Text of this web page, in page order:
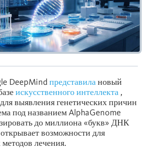
DeepMind представила новый
искусственного интеллекта ,
выявления генетических причин
под названием AlphaGenome
до миллиона «букв» ДНК
открывает возможности для
лечения.